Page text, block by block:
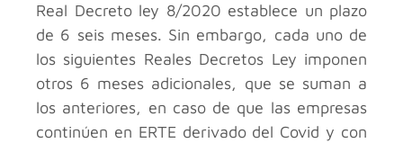
Real Decreto ley 8/2020 establece un plazo
de 6 seis meses. Sin embargo, cada uno de
los siguientes Reales Decretos Ley imponen
otros 6 meses adicionales, que se suman a
los anteriores, en caso de que las empresas
continúen en ERTE derivado del Covid y con